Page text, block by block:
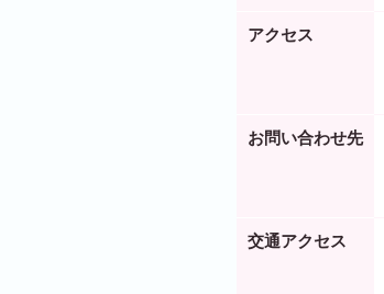
アクセス
お問い合わせ先
交通アクセス